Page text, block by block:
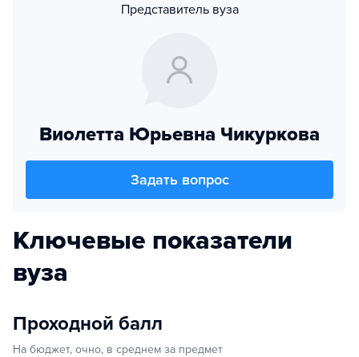
Представитель вуза
Виолетта Юрьевна Чикуркова
Задать вопрос
Ключевые показатели
вуза
Проходной балл
На бюджет, очно, в среднем за предмет